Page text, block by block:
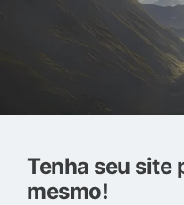
Tenha seu site
mesmo!